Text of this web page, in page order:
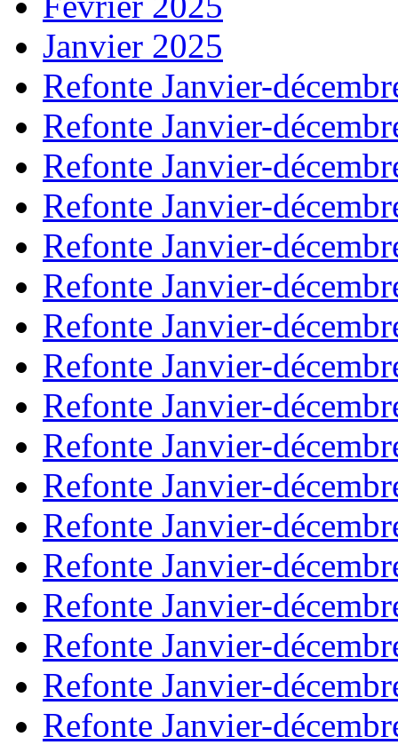
Janvier 2025
Refonte Janvier-
Refonte Janvier-
Refonte Janvier-
Refonte Janvier-
Refonte Janvier-
Refonte Janvier-
Refonte Janvier-
Refonte Janvier-
Refonte Janvier-
Refonte Janvier-
Refonte Janvier-
Refonte Janvier-
Refonte Janvier-
Refonte Janvier-
Refonte Janvier-
Refonte Janvier-
Refonte Janvier-